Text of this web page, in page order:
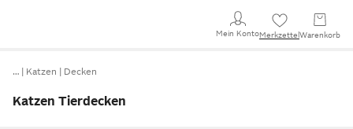
Mein KontoMerkzettel Warenkorb
… Katzen Decken
Katzen Tierdecken